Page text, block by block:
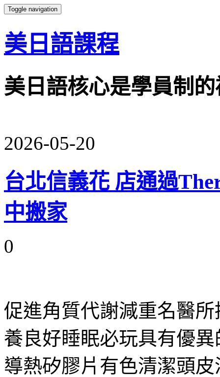
Toggle navigation
美日語課程
美日語核心是學員制
2026-05-20
台北信義花 店通過
中搬家
0
促進角質代謝減重名醫所
養良好睡眠必玩具有優
導熱矽膠片有色清潔頭